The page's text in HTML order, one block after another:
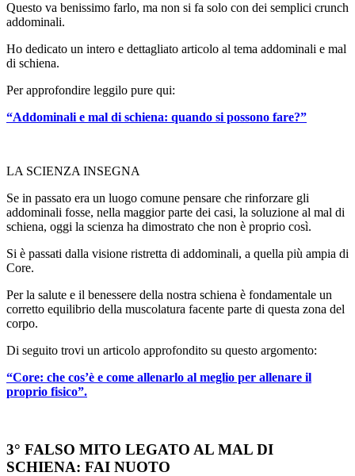
Questo va benissimo farlo, ma non si fa solo con dei semplici crunch
addominali.
Ho dedicato un intero e dettagliato articolo al tema addominali e mal
di schiena.
Per approfondire leggilo pure qui:
“Addominali e mal di schiena: quando si possono fare?”
LA SCIENZA INSEGNA
Se in passato era un luogo comune pensare che rinforzare gli
addominali fosse, nella maggior parte dei casi, la soluzione al mal di
schiena, oggi la scienza ha dimostrato che non è proprio così.
Si è passati dalla visione ristretta di addominali, a quella più ampia di
Core.
Per la salute e il benessere della nostra schiena è fondamentale un
corretto equilibrio della muscolatura facente parte di questa zona del
corpo.
Di seguito trovi un articolo approfondito su questo argomento:
“Core: che cos’è e come allenarlo al meglio per allenare il
proprio fisico”.
3° FALSO MITO LEGATO AL MAL DI
SCHIENA: FAI NUOTO